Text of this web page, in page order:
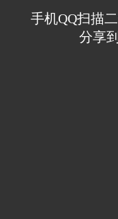
手机QQ扫描
分享